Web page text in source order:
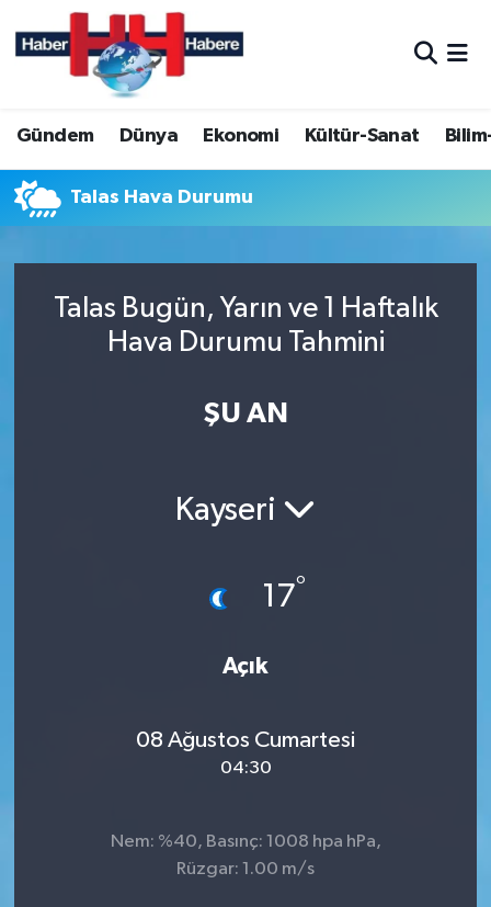
Gündem Dünya Ekonomi Kültür-Sanat
Talas Hava Durumu
Talas Bugün, Yarın ve 1 Haftalık
Hava Durumu Tahmini
ŞU AN
Kayseri
17°
Açık
08 Ağustos Cumartesi
04:30
Nem: %40, Basınç: 1008 hpa hPa,
Rüzgar: 1.00 m/s
Hava Durumu
Trafik Durumu
Süper Lig Puan Durumu ve Fikstür
Son Dakika Haberleri